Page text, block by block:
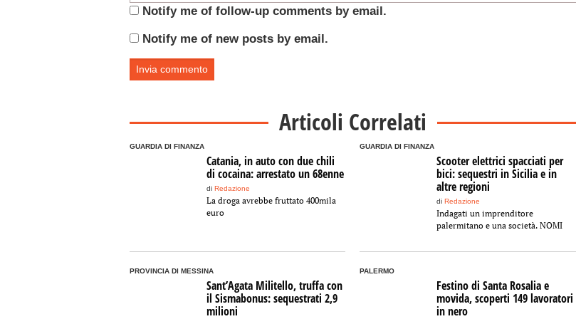
Notify me of follow-up comments by email.
Notify me of new posts by email.
Articoli Correlati
GUARDIA DI FINANZA
Catania, in auto con due chili
di cocaina: arrestato un 68enne
di Redazione
La droga avrebbe fruttato 400mila
euro
GUARDIA DI FINANZA
Scooter elettrici spacciati per
bici: sequestri in Sicilia e in
altre regioni
diRedazione
Indagati un imprenditore
palermitano e una società. NOMI
PROVINCIA DI MESSINA
Sant’Agata Militello, truffa con
il Sismabonus: sequestrati 2,9
milioni
PALERMO
Festino di Santa Rosalia e
movida, scoperti 149 lavoratori
in nero